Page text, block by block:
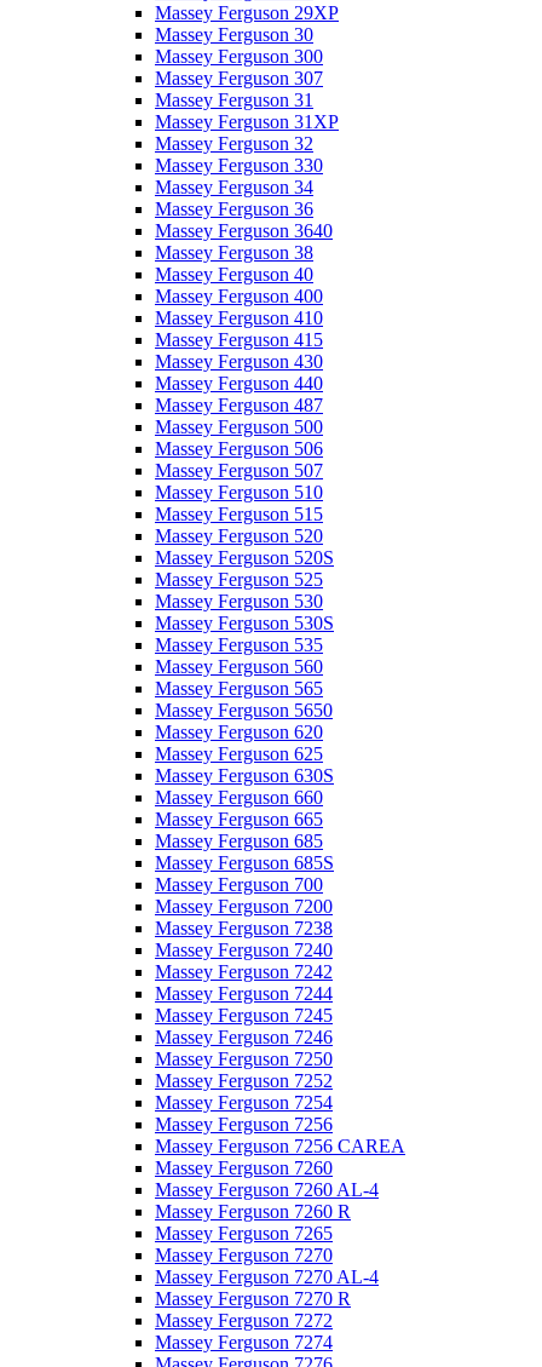
Massey Ferguson 29XP
Massey Ferguson 30
Massey Ferguson 300
Massey Ferguson 307
Massey Ferguson 31
Massey Ferguson 31XP
Massey Ferguson 32
Massey Ferguson 330
Massey Ferguson 34
Massey Ferguson 36
Massey Ferguson 3640
Massey Ferguson 38
Massey Ferguson 40
Massey Ferguson 400
Massey Ferguson 410
Massey Ferguson 415
Massey Ferguson 430
Massey Ferguson 440
Massey Ferguson 487
Massey Ferguson 500
Massey Ferguson 506
Massey Ferguson 507
Massey Ferguson 510
Massey Ferguson 515
Massey Ferguson 520
Massey Ferguson 520S
Massey Ferguson 525
Massey Ferguson 530
Massey Ferguson 530S
Massey Ferguson 535
Massey Ferguson 560
Massey Ferguson 565
Massey Ferguson 5650
Massey Ferguson 620
Massey Ferguson 625
Massey Ferguson 630S
Massey Ferguson 660
Massey Ferguson 665
Massey Ferguson 685
Massey Ferguson 685S
Massey Ferguson 700
Massey Ferguson 7200
Massey Ferguson 7238
Massey Ferguson 7240
Massey Ferguson 7242
Massey Ferguson 7244
Massey Ferguson 7245
Massey Ferguson 7246
Massey Ferguson 7250
Massey Ferguson 7252
Massey Ferguson 7254
Massey Ferguson 7256
Massey Ferguson 7256 CAREA
Massey Ferguson 7260
Massey Ferguson 7260 AL-4
Massey Ferguson 7260 R
Massey Ferguson 7265
Massey Ferguson 7270
Massey Ferguson 7270 AL-4
Massey Ferguson 7270 R
Massey Ferguson 7272
Massey Ferguson 7274